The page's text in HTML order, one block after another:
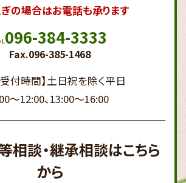
の場合はお電話も承ります
096-384-3333
Fax.096-385-1468
付時間】土日祝を除く平日
～12:00、13:00～16:00
相談・継承相談はこちら
から